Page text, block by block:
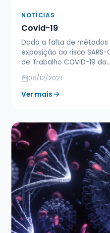
NOTÍCIAS
Covid-19
Dada a falta de
exposição ao risco SARS-
de Trabalho COVID-19 da…
08/12/2021
Ver mais